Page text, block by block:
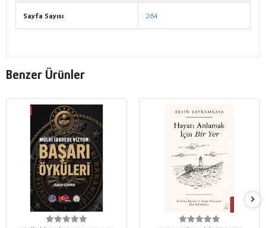
Sayfa Sayısı 264
Benzer Ürünler